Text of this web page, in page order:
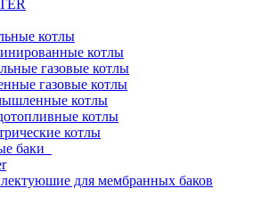
котлы
котлы
газовые котлы
газовые котлы
котлы
котлы
котлы
баки
для мембранных баков